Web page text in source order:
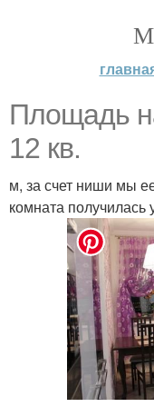
Площадь
12 кв.
м, за счет ниши мы
комната получилась